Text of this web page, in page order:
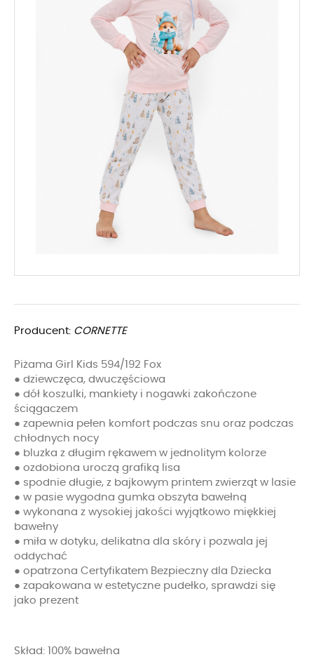
Producent: CORNETTE
Piżama Girl Kids 594/192 Fox
● dziewczęca, dwuczęściowa
● dół koszulki, mankiety i nogawki zakończone
ściągaczem
● zapewnia pełen komfort podczas snu oraz podczas
chłodnych nocy
● bluzka z długim rękawem w jednolitym kolorze
● ozdobiona uroczą grafiką lisa
● spodnie długie, z bajkowym printem zwierząt w lasie
● w pasie wygodna gumka obszyta bawełną
● wykonana z wysokiej jakości wyjątkowo miękkiej
bawełny
● miła w dotyku, delikatna dla skóry i pozwala jej
oddychać
● opatrzona Certyfikatem Bezpieczny dla Dziecka
● zapakowana w estetyczne pudełko, sprawdzi się
jako prezent
Skład: 100% bawełna